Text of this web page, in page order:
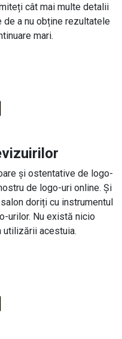
cât mai multe detalii
a nu obține rezultatele
mari.
și ostentative de logo-
de logo-uri online. Și
doriți cu instrumentul
urilor. Nu există nicio
acestuia.